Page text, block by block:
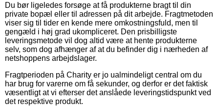
Du bør ligeledes forsøge at få produkterne bragt til din
private bopæl eller til adressen på dit arbejde. Fragtmetoden
viser sig til tider en kende mere omkostningsfuld, men til
gengæld i høj grad ukompliceret. Den prisbilligste
leveringsmetode vil dog altid være at hente produkterne
selv, som dog afhænger af at du befinder dig i nærheden af
netshoppens arbejdslager.
Fragtperioden på Charity er jo ualmindeligt central om du
har brug for varerne om få sekunder, og derfor er det faktisk
væsentligt at vi efterser det anslåede leveringstidspunkt ved
det respektive produkt.